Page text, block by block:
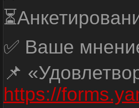
✅ Ваше
📌
https://